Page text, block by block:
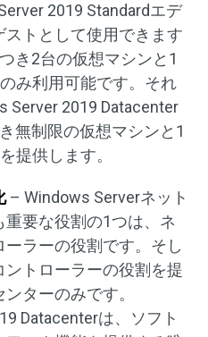
2019 Standardエデ
ストとして使用できます
き2台の仮想マシンと1
み利用可能です。それ
Server 2019 Datacenter
無制限の仮想マシンと1
提供します。
– Windows Serverネット
要な役割の1つは、ネ
ーラーの役割です。そし
トローラーの役割を提
ターのみです。
Datacenterは、ソフト